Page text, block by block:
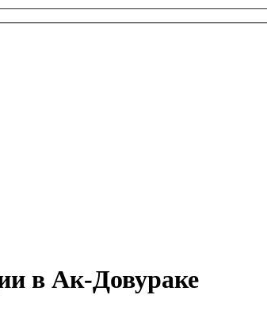
в Ак-Довураке